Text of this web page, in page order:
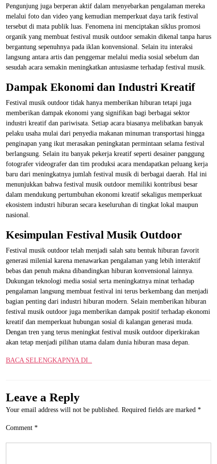
Pengunjung juga berperan aktif dalam menyebarkan pengalaman mereka
melalui foto dan video yang kemudian memperkuat daya tarik festival
tersebut di mata publik luas. Fenomena ini menciptakan siklus promosi
organik yang membuat festival musik outdoor semakin dikenal tanpa harus
bergantung sepenuhnya pada iklan konvensional. Selain itu interaksi
langsung antara artis dan penggemar melalui media sosial sebelum dan
sesudah acara semakin meningkatkan antusiasme terhadap festival musik.
Dampak Ekonomi dan Industri Kreatif
Festival musik outdoor tidak hanya memberikan hiburan tetapi juga
memberikan dampak ekonomi yang signifikan bagi berbagai sektor
industri kreatif dan pariwisata. Setiap acara biasanya melibatkan banyak
pelaku usaha mulai dari penyedia makanan minuman transportasi hingga
penginapan yang ikut merasakan peningkatan permintaan selama festival
berlangsung. Selain itu banyak pekerja kreatif seperti desainer panggung
fotografer videografer dan tim produksi acara mendapatkan peluang kerja
baru dari meningkatnya jumlah festival musik di berbagai daerah. Hal ini
menunjukkan bahwa festival musik outdoor memiliki kontribusi besar
dalam mendukung pertumbuhan ekonomi kreatif sekaligus memperkuat
ekosistem industri hiburan secara keseluruhan di tingkat lokal maupun
nasional.
Kesimpulan Festival Musik Outdoor
Festival musik outdoor telah menjadi salah satu bentuk hiburan favorit
generasi milenial karena menawarkan pengalaman yang lebih interaktif
bebas dan penuh makna dibandingkan hiburan konvensional lainnya.
Dukungan teknologi media sosial serta meningkatnya minat terhadap
pengalaman langsung membuat festival ini terus berkembang dan menjadi
bagian penting dari industri hiburan modern. Selain memberikan hiburan
festival musik outdoor juga memberikan dampak positif terhadap ekonomi
kreatif dan memperkuat hubungan sosial di kalangan generasi muda.
Dengan tren yang terus meningkat festival musik outdoor diperkirakan
akan tetap menjadi pilihan utama dalam dunia hiburan masa depan.
BACA SELENGKAPNYA DI..
Leave a Reply
Your email address will not be published. Required fields are marked *
Comment *